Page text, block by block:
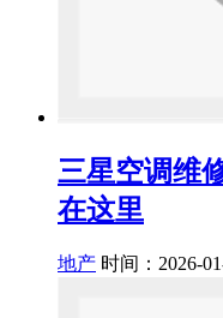
三星空调维
在这里
地产 时间：2026-